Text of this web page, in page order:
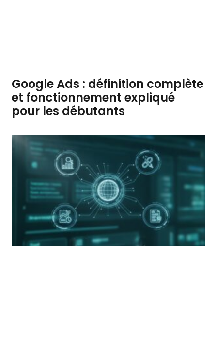
Google Ads : définition complète
et fonctionnement expliqué
pour les débutants